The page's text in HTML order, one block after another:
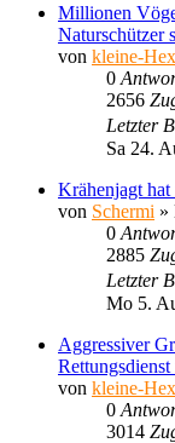
Millionen
Naturschützer
von kleine-
0
2656
Letzter
Sa 24.
Krähenjagt
von Schermi »
0
2885
Letzter
Mo 5.
Aggressiver
von kleine-
0
3014